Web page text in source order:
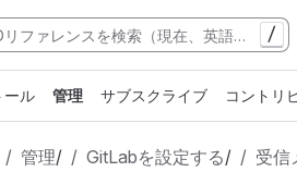
/
ール 管理 サブスクライブ コントリ
管理/ GitLabを設定する/ 受信